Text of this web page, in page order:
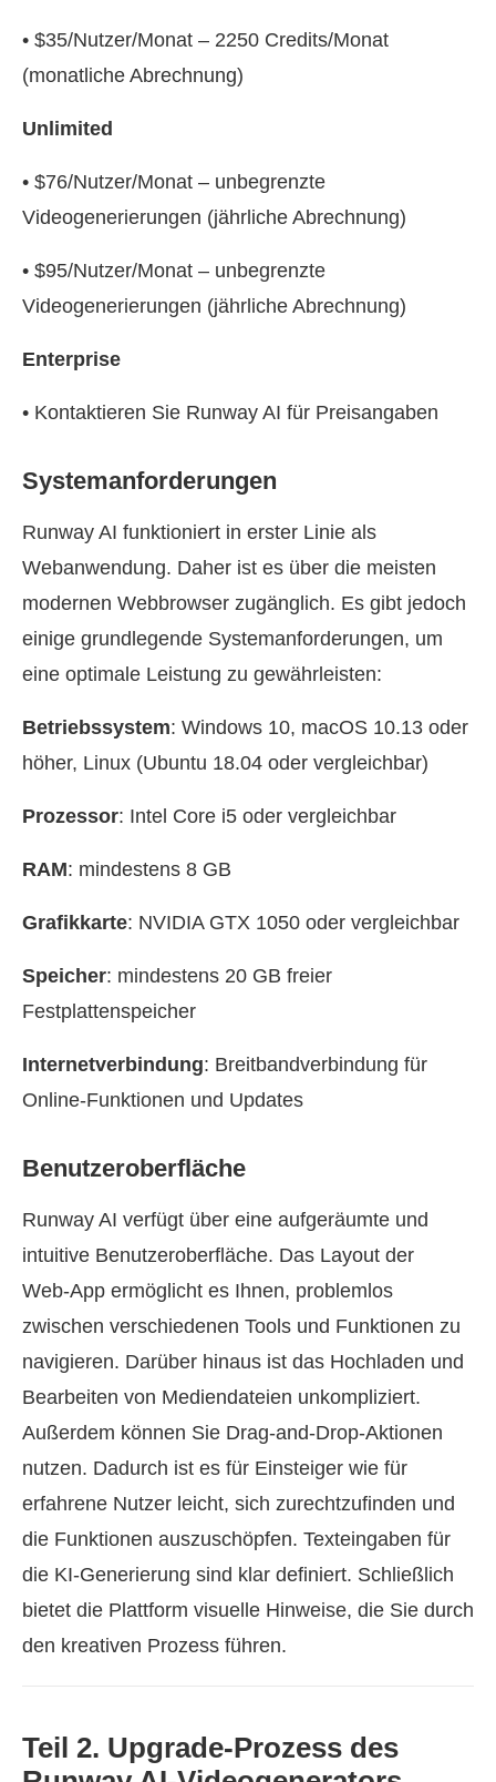
• $35/Nutzer/Monat – 2250 Credits/Monat
(monatliche Abrechnung)
Unlimited
• $76/Nutzer/Monat – unbegrenzte
Videogenerierungen (jährliche Abrechnung)
• $95/Nutzer/Monat – unbegrenzte
Videogenerierungen (jährliche Abrechnung)
Enterprise
• Kontaktieren Sie Runway AI für Preisangaben
Systemanforderungen
Runway AI funktioniert in erster Linie als
Webanwendung. Daher ist es über die meisten
modernen Webbrowser zugänglich. Es gibt jedoch
einige grundlegende Systemanforderungen, um
eine optimale Leistung zu gewährleisten:
Betriebssystem: Windows 10, macOS 10.13 oder
höher, Linux (Ubuntu 18.04 oder vergleichbar)
Prozessor: Intel Core i5 oder vergleichbar
RAM: mindestens 8 GB
Grafikkarte: NVIDIA GTX 1050 oder vergleichbar
Speicher: mindestens 20 GB freier
Festplattenspeicher
Internetverbindung: Breitbandverbindung für
Online‑Funktionen und Updates
Benutzeroberfläche
Runway AI verfügt über eine aufgeräumte und
intuitive Benutzeroberfläche. Das Layout der
Web‑App ermöglicht es Ihnen, problemlos
zwischen verschiedenen Tools und Funktionen zu
navigieren. Darüber hinaus ist das Hochladen und
Bearbeiten von Mediendateien unkompliziert.
Außerdem können Sie Drag‑and‑Drop‑Aktionen
nutzen. Dadurch ist es für Einsteiger wie für
erfahrene Nutzer leicht, sich zurechtzufinden und
die Funktionen auszuschöpfen. Texteingaben für
die KI‑Generierung sind klar definiert. Schließlich
bietet die Plattform visuelle Hinweise, die Sie durch
den kreativen Prozess führen.
Teil 2. Upgrade‑Prozess des